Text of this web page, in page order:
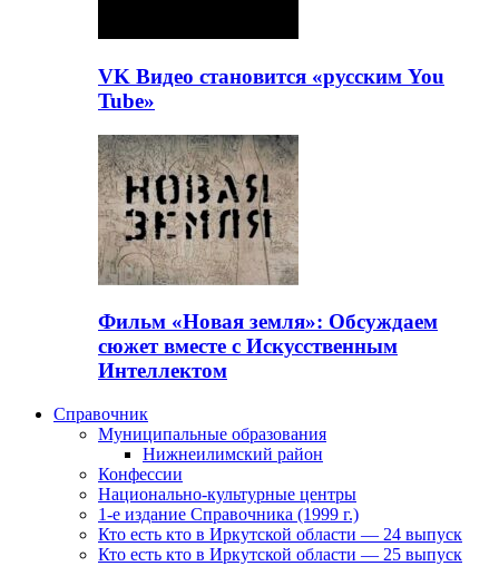
VK Видео становится «русским You
Tube»
Фильм «Новая земля»: Обсуждаем
сюжет вместе с Искусственным
Интеллектом
Справочник
Муниципальные образования
Нижнеилимский район
Конфессии
Национально-культурные центры
1-е издание Справочника (1999 г.)
Кто есть кто в Иркутской области — 24 выпуск
Кто есть кто в Иркутской области — 25 выпуск